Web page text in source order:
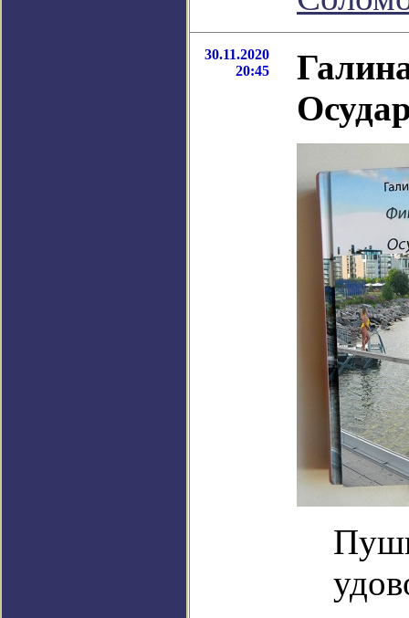
30.11.2020
20:45